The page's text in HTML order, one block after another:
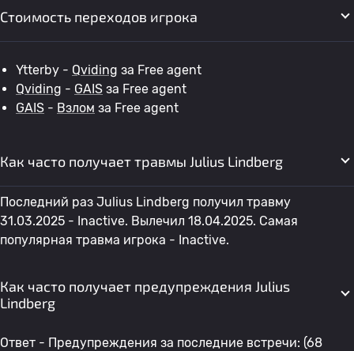
Стоимость переходов игрока
Ytterby - Qviding за Free agent
Qviding - GAIS за Free agent
GAIS - Взлом за Free agent
Как часто получает травмы Julius Lindberg
Последний раз Julius Lindberg получил травму
31.03.2025 - Inactive. Вылечил 18.04.2025. Самая
популярная травма игрока - Inactive.
Как часто получает предупреждения Julius
Lindberg
Ответ - Предупреждения за последние встречи: (68